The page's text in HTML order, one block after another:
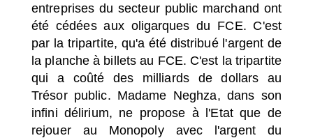
entreprises du secteur public marchand ont
été cédées aux oligarques du FCE. C'est
par la tripartite, qu'a été distribué l'argent de
la planche à billets au FCE. C'est la tripartite
qui a coûté des milliards de dollars au
Trésor public. Madame Neghza, dans son
infini délirium, ne propose à l'Etat que de
rejouer au Monopoly avec l'argent du